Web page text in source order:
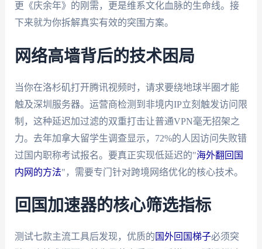
更《庆余年》的刚需，更是维系文化血脉的生命线。接
下来就为你拆解真实有效的突围方案。
网络高墙背后的技术困局
当你在洛杉矶打开腾讯视频时，请求要绕地球半圈才能
触及深圳服务器。运营商检测到非境内IP立刻触发访问限
制，这种延迟加过滤的双重打击让普通VPN毫无招架之
力。去年加拿大留学生调查显示，72%的人因访问失败错
过国内职称考试报名。要真正实现低延迟的"海外翻回国
内网的方法"，需要专门针对跨境网络优化的核心技术。
回国加速器的核心筛选指标
测试七款主流工具后发现，优质的 国外回国梯子必须突